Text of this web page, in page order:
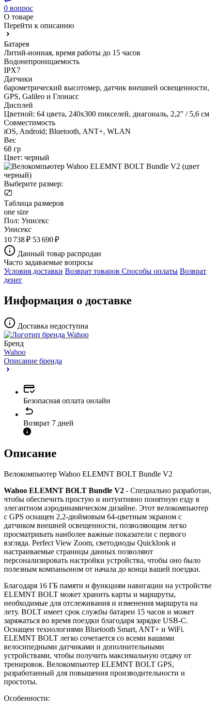
0 вопрос
О товаре
Перейти к описанию
Батарея
Литий-ионная, время работы до 15 часов
Водонепроницаемость
IPX7
Датчики
барометрический высотомер, датчик внешней освещенности,
GPS, Galileo и Глонасс
Дисплей
Цветной: 64 цвета, 240x300 пикселей, диагональ, 2,2" / 5,6 см
Совместимость
iOS, Android; Bluetooth, ANT+, WLAN
Вес
68 гр
Цвет: черный
Выберите размер:
Таблица размеров
one size
Пол: Унисекс
Унисекс
10 738 ₽ 53 690 ₽
Данный товар распродан
Часто задаваемые вопросы
Условия доставки Возврат товаров Способы оплаты Возврат
денег
Информация о доставке
Доставка недоступна
Бренд
Wahoo
Описание бренда
Безопасная оплата онлайн
Возврат 7 дней
Описание
Велокомпьютер Wahoo ELEMNT BOLT Bundle V2
Wahoo ELEMNT BOLT Bundle V2 - Специально разработан,
чтобы обеспечить простую и интуитивно понятную езду в
элегантном аэродинамическом дизайне. Этот велокомпьютер
с GPS оснащен 2,2-дюймовым 64-цветным экраном с
датчиком внешней освещенности, позволяющим легко
просматривать наиболее важные показатели с первого
взгляда. Perfect View Zoom, светодиоды Quicklook и
настраиваемые страницы данных позволяют
персонализировать настройки устройства, чтобы оно было
полезным компаньоном от начала до конца вашей поездки.
Благодаря 16 ГБ памяти и функциям навигации на устройстве
ELEMNT BOLT может хранить карты и маршруты,
необходимые для отслеживания и изменения маршрута на
лету. BOLT имеет срок службы батареи 15 часов и может
заряжаться во время поездки благодаря зарядке USB-C.
Оснащен технологиями Bluetooth Smart, ANT+ и WiFi.
ELEMNT BOLT легко сочетается со всеми вашими
велосипедными датчиками и дополнительными
устройствами, чтобы получить максимальную отдачу от
тренировок. Велокомпьютер ELEMNT BOLT GPS,
разработанный для повышения производительности и
простоты.
Особенности: